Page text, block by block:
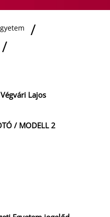
Végvári Lajos
/ MODELL 2